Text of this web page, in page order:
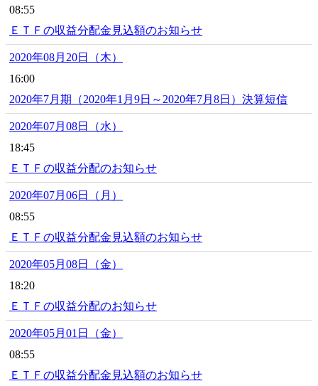
08:55
ＥＴＦの収益分配金見込額のお知らせ
2020年08月20日（木）
16:00
2020年7月期（2020年1月9日～2020年7月8日）決算短信
2020年07月08日（水）
18:45
ＥＴＦの収益分配のお知らせ
2020年07月06日（月）
08:55
ＥＴＦの収益分配金見込額のお知らせ
2020年05月08日（金）
18:20
ＥＴＦの収益分配のお知らせ
2020年05月01日（金）
08:55
ＥＴＦの収益分配金見込額のお知らせ